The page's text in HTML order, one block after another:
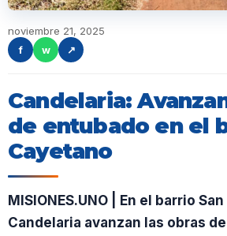
noviembre 21, 2025
f
w ↗
Candelaria:
de entubado en el
Cayetano
MISIONES.UNO | En el barrio
Candelaria avanzan las obras